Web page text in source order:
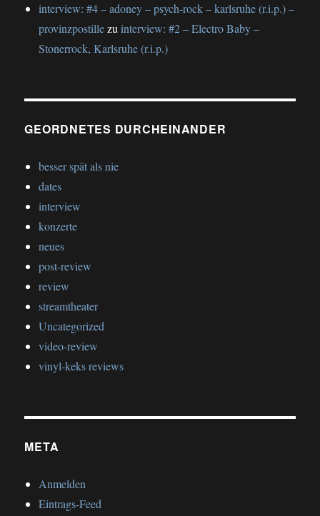
interview: #4 – adoney – psych-rock – karlsruhe (r.i.p.) –
provinzpostillezuinterview: #2 – Electro Baby –
Stonerrock, Karlsruhe (r.i.p.)
GEORDNETES DURCHEINANDER
besser spät als nie
dates
interview
konzerte
neues
post-review
review
streamtheater
Uncategorized
video-review
vinyl-keks reviews
META
Anmelden
Eintrags-Feed